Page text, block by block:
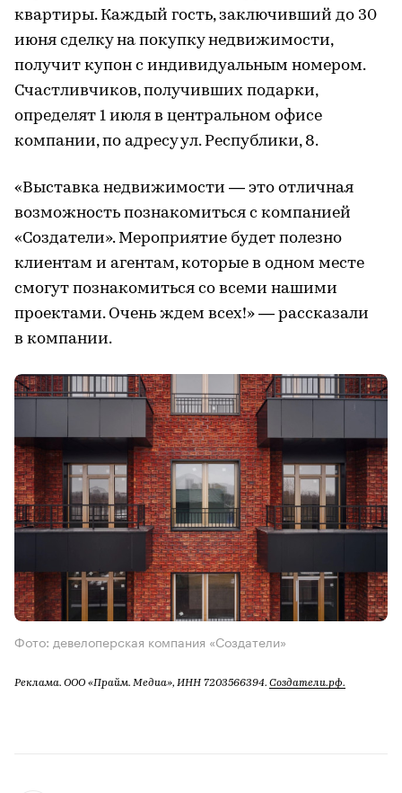
квартиры. Каждый гость, заключивший до 30
июня сделку на покупку недвижимости,
получит купон с индивидуальным номером.
Счастливчиков, получивших подарки,
определят 1 июля в центральном офисе
компании, по адресу ул. Республики, 8.
«Выставка недвижимости — это отличная
возможность познакомиться с компанией
«Создатели». Мероприятие будет полезно
клиентам и агентам, которые в одном месте
смогут познакомиться со всеми нашими
проектами. Очень ждем всех!» — рассказали
в компании.
Фото: девелоперская компания «Создатели»
Реклама. ООО «Прайм. Медиа», ИНН 7203566394. Создатели.рф.